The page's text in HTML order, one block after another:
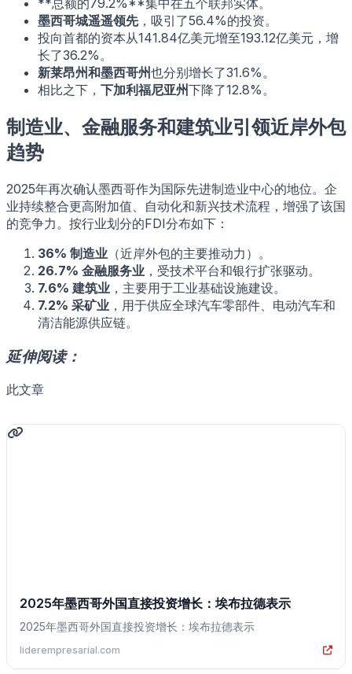
**总额的79.2%**集中在五个联邦实体。
墨西哥城遥遥领先，吸引了56.4%的投资。
投向首都的资本从141.84亿美元增至193.12亿美元，增
长了36.2%。
新莱昂州和墨西哥州也分别增长了31.6%。
相比之下， 下加利福尼亚州下降了12.8%。
制造业、金融服务和建筑业引领近岸外包
趋势
2025年再次确认墨西哥作为国际先进制造业中心的地位。企
业持续整合更高附加值、自动化和新兴技术流程，增强了该国
的竞争力。按行业划分的FDI分布如下：
36% 制造业 （近岸外包的主要推动力）。
26.7% 金融服务业 ，受技术平台和银行扩张驱动。
7.6% 建筑业 ，主要用于工业基础设施建设。
7.2% 采矿业 ，用于供应全球汽车零部件、电动汽车和
清洁能源供应链。
延伸阅读：
此文章
2025年墨西哥外国直接投资增长：埃布拉德表示
2025年墨西哥外国直接投资增长：埃布拉德表示
liderempresarial.com